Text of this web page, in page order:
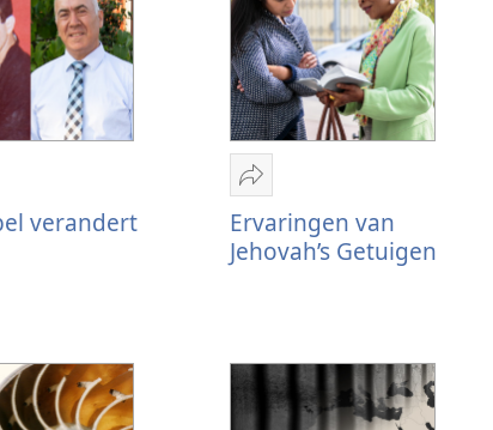
verandert
Delen
Ervaringen
van
Ervaringen van
Jehovah’s Getuigen